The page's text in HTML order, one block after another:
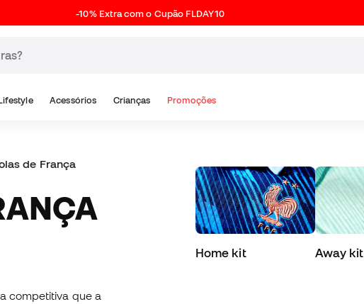
-10% Extra com o Cupão FLDAY10
Acessórios Crianças Promoções
de França
competitiva que a
Home kit Away kit